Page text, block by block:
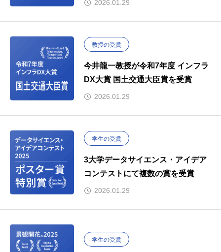
2026.01.29
教授の受賞
今井龍一教授が令和7年度 インフラ
DX大賞 国土交通大臣賞を受賞
2026.01.29
学生の受賞
3大学データサイエンス・アイデア
コンテストにて複数の賞を受賞
2026.01.29
学生の受賞